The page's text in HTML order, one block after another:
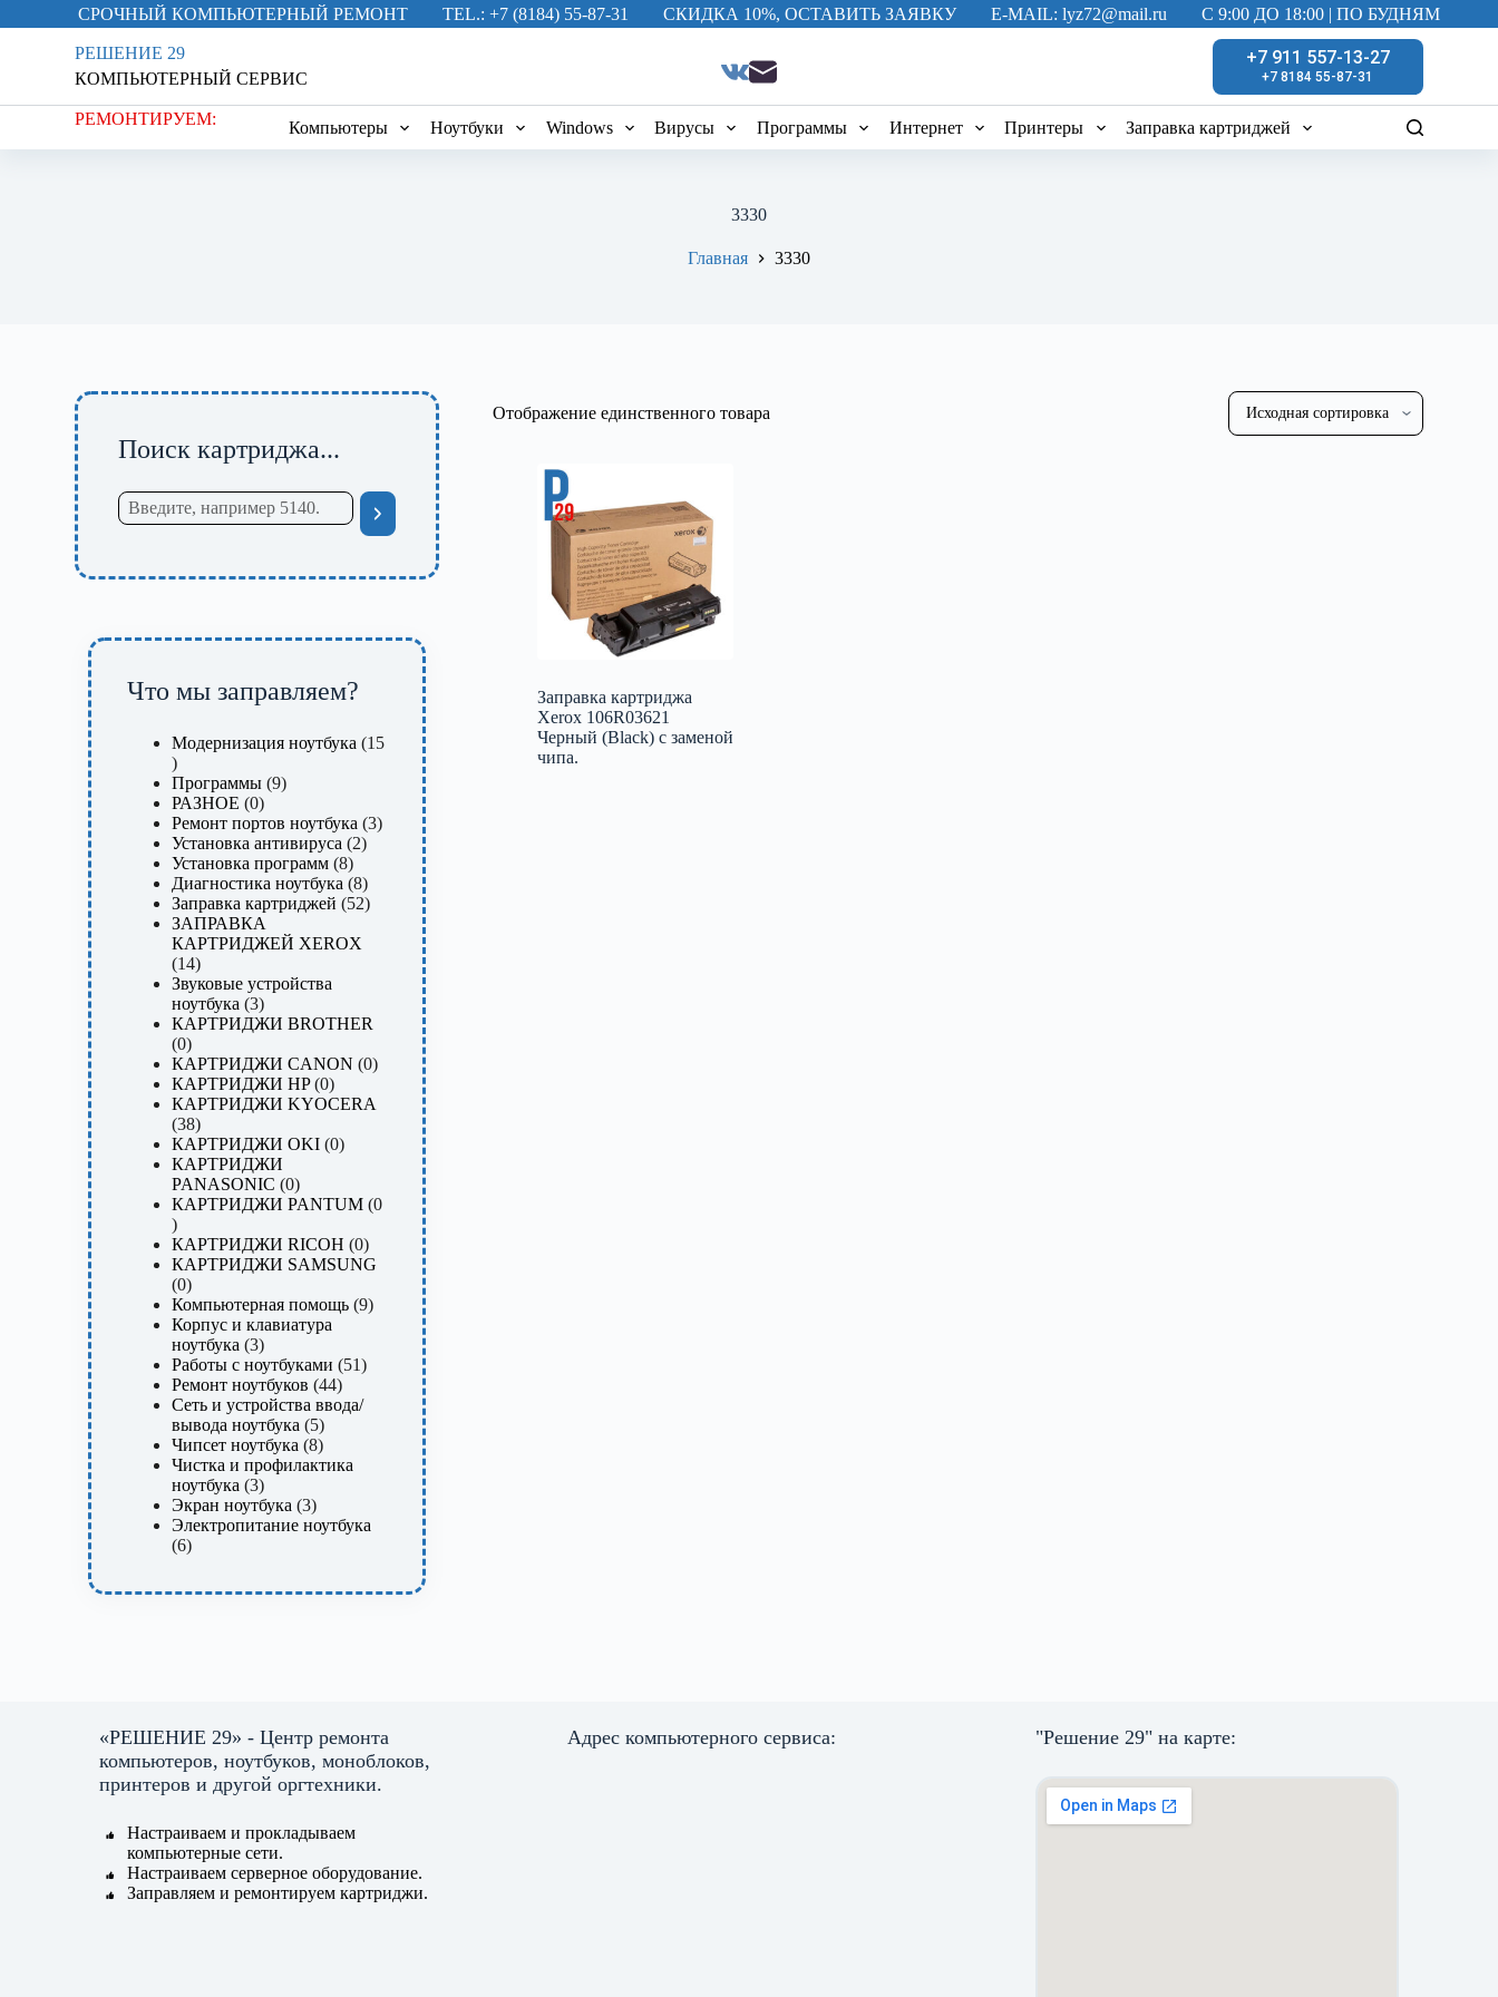
й
СРОЧНЫЙ КОМПЬЮТЕРНЫЙ РЕМОНТ TEL.: +7 (8184) 55-87-31 СКИДКА 10%, ОСТАВИТЬ ЗАЯВКУ E-MAIL: lyz72@mail.ru C 9:00 ДО 18:00 | ПО БУДНЯМ
РЕШЕНИЕ 29
КОМПЬЮТЕРНЫЙ СЕРВИС
+7 911 557-13-27
+7 8184 55-87-31
РЕМОНТИРУЕМ: Компьютеры Ноутбуки Windows Вирусы Программы Интернет Принтеры Заправка картриджей
3330
Главная 3330
Отображение единственного товара
Заправка картриджа
Xerox 106R03621
Черный (Black) с заменой
чипа.
Поиск картриджа...
Что мы заправляем?
Модернизация ноутбука
15
15
товаров
Программы 99
РАЗНОЕ 00
товаров
Ремонт портов ноутбука 33
товара
Установка антивируса 22
Установка программ 88
товаров
Диагностика ноутбука 88
товаров
Заправка картриджей 5252
ЗАПРАВКА
КАРТРИДЖЕЙ XEROX
1414
товаров
Звуковые устройства
ноутбука
33
товара
КАРТРИДЖИ BROTHER
00
товаров
КАРТРИДЖИ CANON 00
товаров
КАРТРИДЖИ HP 00
товаров
КАРТРИДЖИ KYOCERA
3838
товаров
КАРТРИДЖИ OKI 00
КАРТРИДЖИ
PANASONIC
00
товаров
КАРТРИДЖИ PANTUM 0
0
товаров
КАРТРИДЖИ RICOH 00
товаров
КАРТРИДЖИ SAMSUNG
00
товаров
Компьютерная помощь 99
товаров
Корпус и клавиатура
ноутбука
33
товара
Работы с ноутбуками 5151
Ремонт ноутбуков 4444
товара
Сеть и устройства ввода/
вывода ноутбука
55
товаров
Чипсет ноутбука 88
товаров
Чистка и профилактика
ноутбука
33
товара
Экран ноутбука 33
товара
Электропитание ноутбука
66
«РЕШЕНИЕ 29» - Центр ремонта
компьютеров, ноутбуков, моноблоков,
принтеров и другой оргтехники.
Настраиваем и прокладываем
компьютерные сети.
Настраиваем серверное оборудование.
Заправляем и ремонтируем картриджи.
Адрес компьютерного сервиса: "Решение 29" на карте: